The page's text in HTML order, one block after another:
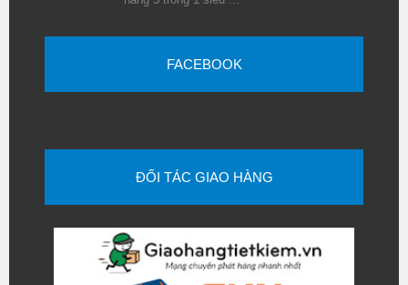
FACEBOOK
ĐỐI TÁC GIAO HÀNG